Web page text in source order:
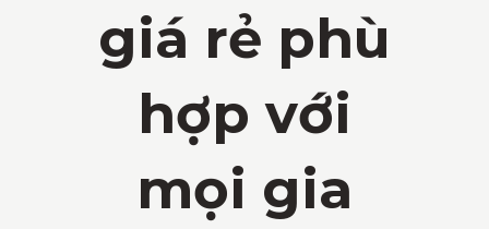
giá rẻ phù
hợp với
mọi gia